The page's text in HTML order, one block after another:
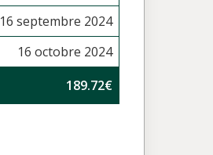
16 septembre 2024
16 octobre 2024
189.72€